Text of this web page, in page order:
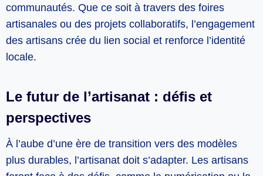
communautés. Que ce soit à travers des foires
artisanales ou des projets collaboratifs, l’engagement
des artisans crée du lien social et renforce l’identité
locale.
Le futur de l’artisanat : défis et
perspectives
À l’aube d’une ère de transition vers des modèles
plus durables, l’artisanat doit s’adapter. Les artisans